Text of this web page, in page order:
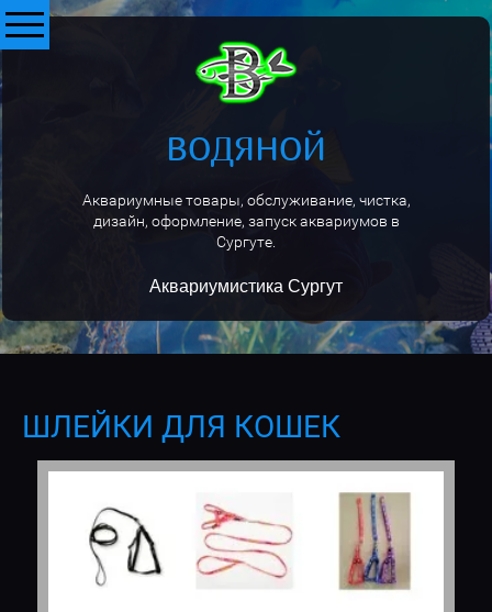
ВОДЯНОЙ
Аквариумные товары, обслуживание, чистка,
дизайн, оформление, запуск аквариумов в
Сургуте.
Аквариумистика Сургут
ШЛЕЙКИ ДЛЯ КОШЕК